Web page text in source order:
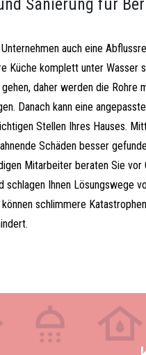
Sanierung für
auch eine
Küche komplett unter Wasser
daher werden die Rohre
Danach kann eine
Stellen Ihres Hauses.
Schäden besser
Mitarbeiter beraten Sie vor
schlagen Ihnen Lösungswege
schlimmere